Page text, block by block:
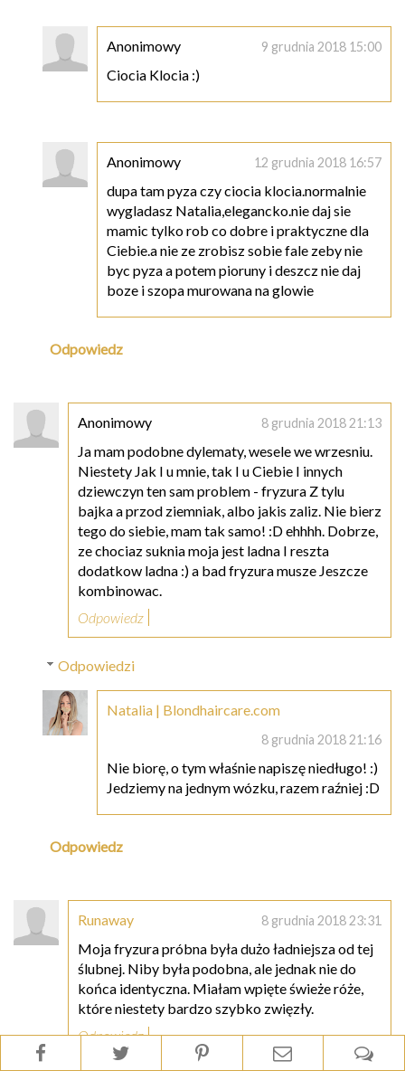
Anonimowy 9 grudnia 2018 15:00
Ciocia Klocia :)
Anonimowy 12 grudnia 2018 16:57
dupa tam pyza czy ciocia klocia.normalnie
wygladasz Natalia,elegancko.nie daj sie
mamic tylko rob co dobre i praktyczne dla
Ciebie.a nie ze zrobisz sobie fale zeby nie
byc pyza a potem pioruny i deszcz nie daj
boze i szopa murowana na glowie
Odpowiedz
Anonimowy 8 grudnia 2018 21:13
Ja mam podobne dylematy, wesele we wrzesniu.
Niestety Jak I u mnie, tak I u Ciebie I innych
dziewczyn ten sam problem - fryzura Z tylu
bajka a przod ziemniak, albo jakis zaliz. Nie bierz
tego do siebie, mam tak samo! :D ehhhh. Dobrze,
ze chociaz suknia moja jest ladna I reszta
dodatkow ladna :) a bad fryzura musze Jeszcze
kombinowac.
Odpowiedz
Odpowiedzi
Natalia | Blondhaircare.com
8 grudnia 2018 21:16
Nie biorę, o tym właśnie napiszę niedługo! :)
Jedziemy na jednym wózku, razem raźniej :D
Odpowiedz
Runaway 8 grudnia 2018 23:31
Moja fryzura próbna była dużo ładniejsza od tej
ślubnej. Niby była podobna, ale jednak nie do
końca identyczna. Miałam wpięte świeże róże,
które niestety bardzo szybko zwięzły.
Odpowiedz